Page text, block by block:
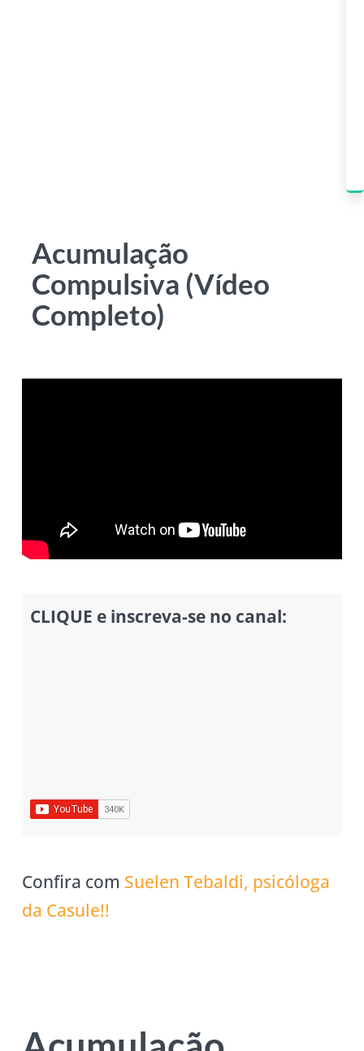
Acumulação
Compulsiva (Vídeo
Completo)
CLIQUE e inscreva-se no canal:
Confira com Suelen Tebaldi, psicóloga
da Casule!!